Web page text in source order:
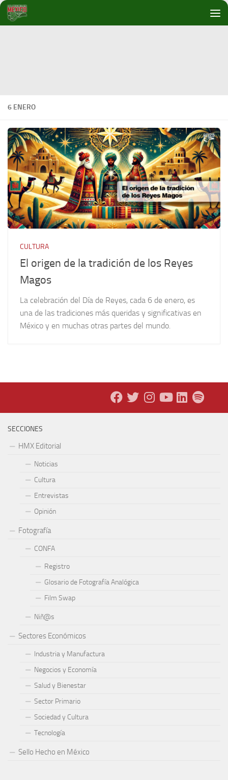
Debajo del contenido
6 ENERO
CULTURA
El origen de la tradición de los Reyes
Magos
La celebración del Día de Reyes, cada 6 de enero, es
una de las tradiciones más queridas y significativas en
México y en muchas otras partes del mundo.
SECCIONES
HMX Editorial
Noticias
Cultura
Entrevistas
Opinión
Fotografía
CONFA
Registro
Glosario de Fotografía Analógica
Film Swap
Niñ@s
Sectores Económicos
Industria y Manufactura
Negocios y Economía
Salud y Bienestar
Sector Primario
Sociedad y Cultura
Tecnología
Sello Hecho en México